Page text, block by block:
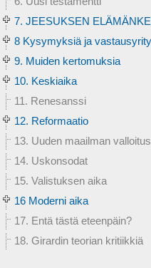
7. JEESUKSEN
8 Kysymyksiä ja
9. Muiden kertomuksia
10. Keskiaika
11. Renesanssi
12. Reformaatio
13. Uuden maailman valloitus
14. Uskonsodat
15. Valistuksen aika
16 Moderni aika
17. Entä tästä eteenpäin?
18. Girardin teorian kritiikkiä